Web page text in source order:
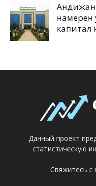
намерен
капитал
Данный проект
статистическую
Свяжитесь с